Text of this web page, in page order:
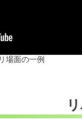
場面の一例